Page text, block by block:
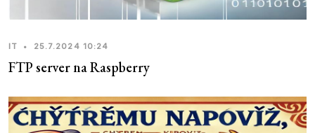
IT • 25.7.2024 10:24
FTP server na Raspberry